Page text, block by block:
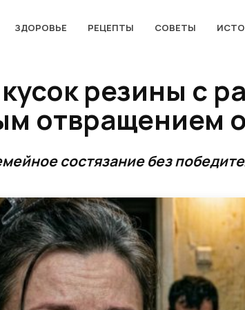
ЗДОРОВЬЕ РЕЦЕПТЫ СОВЕТЫ
резины с
отвращением
состязание без